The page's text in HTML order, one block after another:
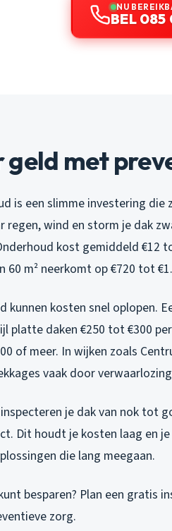
NU
BEL 085
geld met
is een slimme investering
regen, wind en storm je dak
kost gemiddeld €12
60 m² neerkomt op €720 tot
kunnen kosten snel oplopen.
platte daken €250 tot €300
of meer. In wijken zoals
vaak door
inspecteren je dak van nok tot
Dit houdt je kosten laag en
die lang meegaan.
besparen? Plan een gratis
zorg.